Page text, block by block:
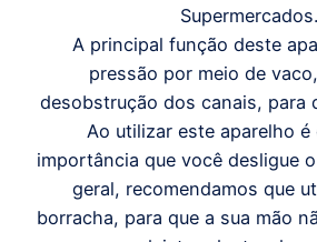
Supermercados.
A principal função deste
pressão por meio de
desobstrução dos canais, para
Ao utilizar este aparelho é
importância que você desligue
geral, recomendamos que
borracha, para que a sua mão